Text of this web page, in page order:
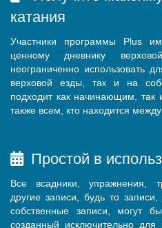
катания
Участники программы Plus
ценному дневнику
неограниченно использовать
верховой езды, так и на
подходит как начинающим, так
также всем, кто находится
Простой в
Все всадники, упражнения,
другие записи, будь то
собственные записи, могут
созданный исключительно